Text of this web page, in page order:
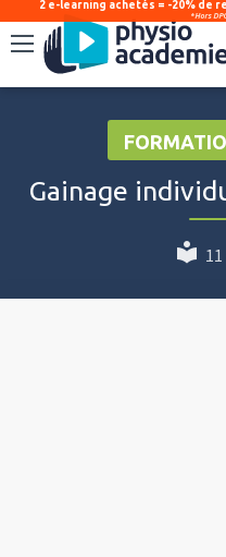
2 e-learning achetés = -20% de
*Hors
Gainage